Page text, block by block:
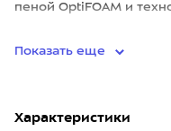
пеной OptiFOAM и
Показать еще
Характеристики